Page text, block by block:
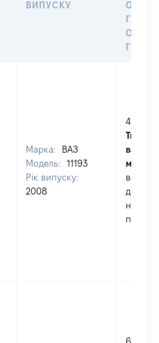
ВИПУСКУ
ГРН
Марка:
ВАЗ
Модель:
11193
Рік випуску:
2008
49000
Тип
майна:
дату
набуття
права
68719